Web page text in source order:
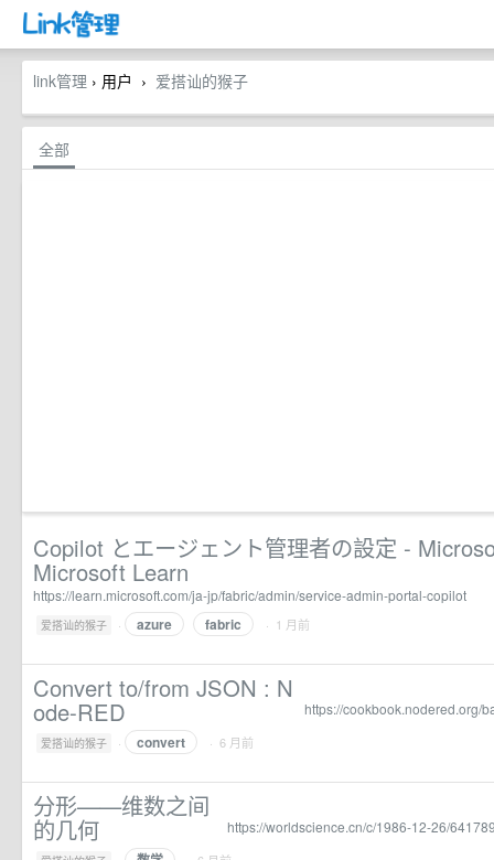
link管理 › 用户 › 爱搭讪的猴子
全部
Copilot とエージェント管理者の設定 -
Microsoft Learn
https://learn.microsoft.com/ja-jp/fabric/admin/service-admin-portal-copilot
爱搭讪的猴子 · azure fabric · 1 月前
Convert to/from JSON : N
ode-RED https://cookbook.nodered.org/
爱搭讪的猴子 · convert · 6 月前
分形——维数之间
的几何 https://worldscience.cn/c/1986-12-26/